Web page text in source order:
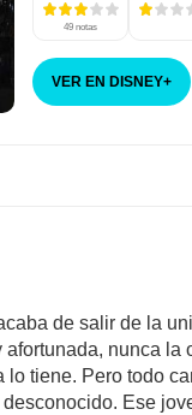
49 notas
VER EN DISNEY+
de salir de la
nunca
lo tiene. Pero todo
Ese